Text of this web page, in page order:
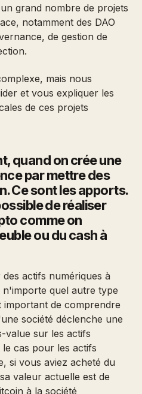
grand nombre de projets
notamment des DAO
de gestion de
mais nous
et vous expliquer les
de ces projets
quand on crée une
par mettre des
Ce sont les apports.
de réaliser
comme on
ou du cash à
actifs numériques à
quel autre type
important de comprendre
société déclenche une
value sur les actifs
cas pour les actifs
si vous aviez acheté du
valeur actuelle est de
à la société